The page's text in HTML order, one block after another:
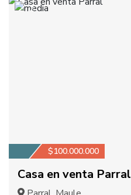
2
$100.000.000
Casa en venta Parral